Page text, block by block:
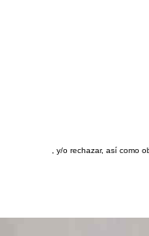
, y/o rechazar, así como